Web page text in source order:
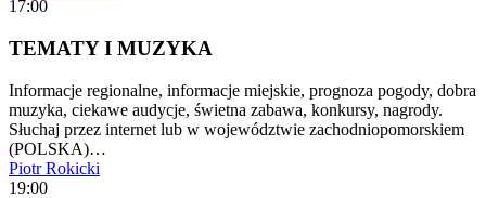
17:00
TEMATY I MUZYKA
Informacje regionalne, informacje miejskie, prognoza pogody, dobra
muzyka, ciekawe audycje, świetna zabawa, konkursy, nagrody.
Słuchaj przez internet lub w województwie zachodniopomorskiem
(POLSKA)…
Piotr Rokicki
19:00